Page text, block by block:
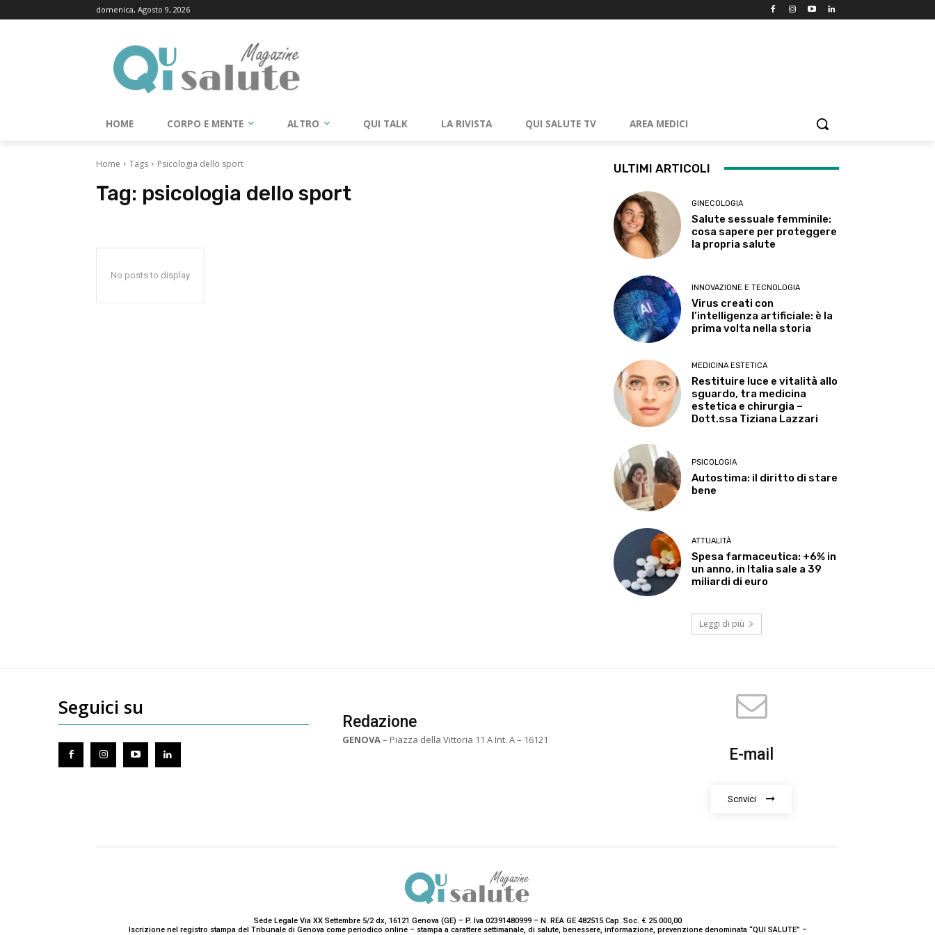
domenica, Agosto 9, 2026
HOME CORPO E MENTE ALTRO QUI TALK LA RIVISTA QUI SALUTE TV AREA MEDICI
Home Tags Psicologia dello sport
Tag: psicologia dello sport
No posts to display
ULTIMI ARTICOLI
GINECOLOGIA
Salute sessuale femminile:
cosa sapere per proteggere
la propria salute
INNOVAZIONE E TECNOLOGIA
Virus creati con
l’intelligenza artificiale: è la
prima volta nella storia
MEDICINA ESTETICA
Restituire luce e vitalità allo
sguardo, tra medicina
estetica e chirurgia –
Dott.ssa Tiziana Lazzari
PSICOLOGIA
Autostima: il diritto di stare
bene
ATTUALITÀ
Spesa farmaceutica: +6% in
un anno, in Italia sale a 39
miliardi di euro
Leggi di più
Seguici su
Redazione
GENOVA– Piazza della Vittoria 11 A Int. A – 16121
E-mail
Scrivici
Sede Legale Via XX Settembre 5/2 dx, 16121 Genova (GE) – P. Iva 02391480999 – N. REA GE 482515 Cap. Soc. € 25.000,00
Iscrizione nel registro stampa del Tribunale di Genova come periodico online – stampa a carattere settimanale, di salute, benessere, informazione, prevenzione denominata “QUI SALUTE” –